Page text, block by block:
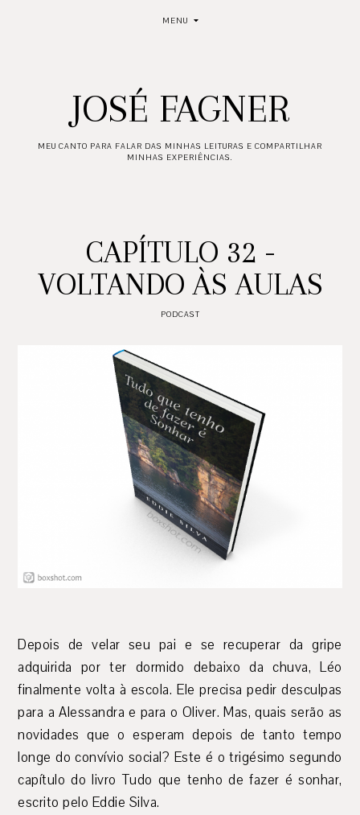
MENU
JOSÉ FAGNER
MEU CANTO PARA FALAR DAS MINHAS LEITURAS E COMPARTILHAR
MINHAS EXPERIÊNCIAS.
CAPÍTULO 32 -
VOLTANDO ÀS AULAS
PODCAST
Depois de velar seu pai e se recuperar da gripe
adquirida por ter dormido debaixo da chuva, Léo
finalmente volta à escola. Ele precisa pedir desculpas
para a Alessandra e para o Oliver. Mas, quais serão as
novidades que o esperam depois de tanto tempo
longe do convívio social? Este é o trigésimo segundo
capítulo do livro Tudo que tenho de fazer é sonhar,
escrito pelo Eddie Silva.